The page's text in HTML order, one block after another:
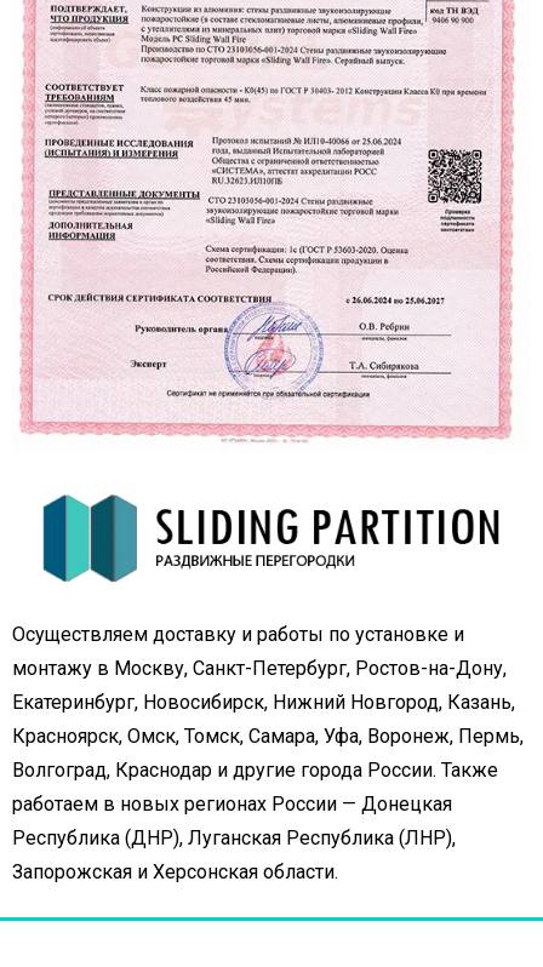
Осуществляем доставку и работы по установке и
монтажу в Москву, Санкт-Петербург, Ростов-на-Дону,
Екатеринбург, Новосибирск, Нижний Новгород, Казань,
Красноярск, Омск, Томск, Самара, Уфа, Воронеж, Пермь,
Волгоград, Краснодар и другие города России. Также
работаем в новых регионах России — Донецкая
Республика (ДНР), Луганская Республика (ЛНР),
Запорожская и Херсонская области.